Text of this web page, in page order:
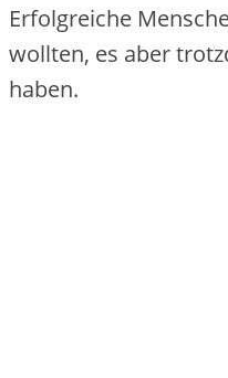
Erfolgreiche
wollten, es aber
haben.